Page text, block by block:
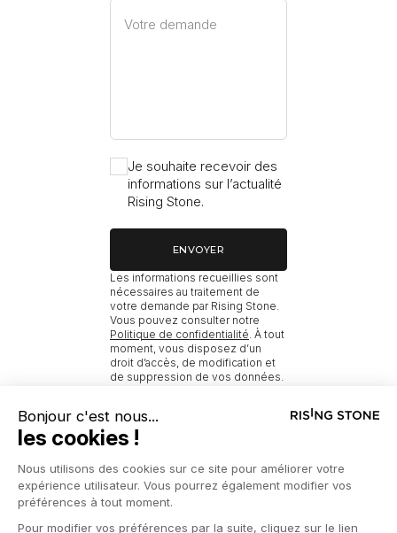
Votre demande
Je souhaite recevoir des
informations sur l’actualité
Rising Stone.
ENVOYER
Les informations recueillies sont
nécessaires au traitement de
votre demande par Rising Stone.
Vous pouvez consulter notre
Politique de confidentialité. À tout
moment, vous disposez d’un
droit d’accès, de modification et
de suppression de vos données.
RISING STONE
ACCUEIL
NOUVEAUX BIENS À MÉRIBEL AVEC PRESTATIONS
NOUVEAUX BIENS À MÉRIBEL AVEC PISCINE